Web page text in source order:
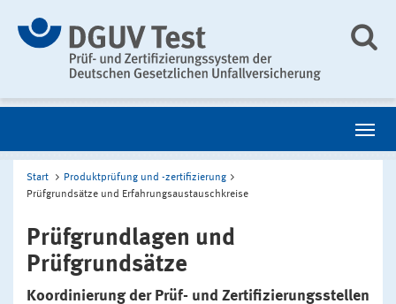
Start
Produktprüfung und -zertifizierung
Prüfgrundsätze und Erfahrungsaustauschkreise
Prüfgrundlagen und
Prüfgrundsätze
Koordinierung der Prüf- und Zertifizierungsstellen